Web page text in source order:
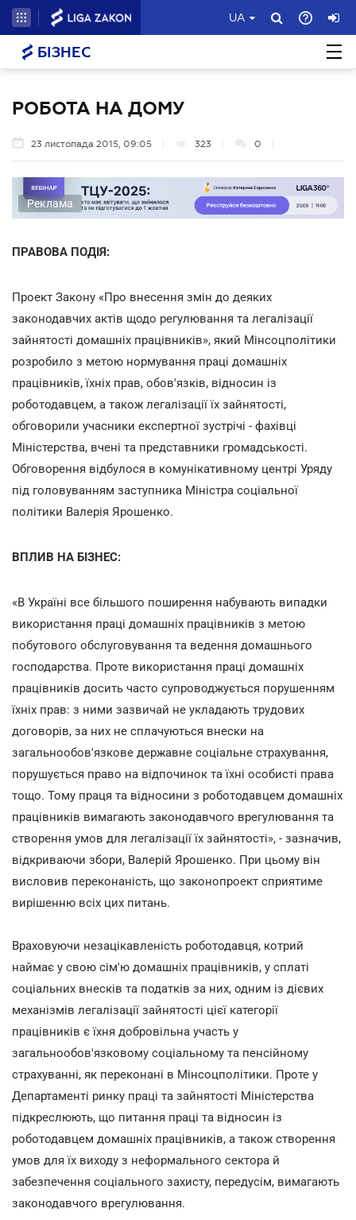
UA
БІЗНЕС
РОБОТА НА ДОМУ
23 листопада 2015, 09:05 323 0
Реклама
ПРАВОВА ПОДІЯ:
Проект Закону «Про внесення змін до деяких
законодавчих актів щодо регулювання та легалізації
зайнятості домашніх працівників», який Мінсоцполітики
розробило з метою нормування праці домашніх
працівників, їхніх прав, обов'язків, відносин із
роботодавцем, а також легалізації їх зайнятості,
обговорили учасники експертної зустрічі - фахівці
Міністерства, вчені та представники громадськості.
Обговорення відбулося в комунікативному центрі Уряду
під головуванням заступника Міністра соціальної
політики Валерія Ярошенко.
ВПЛИВ НА БІЗНЕС:
«В Україні все більшого поширення набувають випадки
використання праці домашніх працівників з метою
побутового обслуговування та ведення домашнього
господарства. Проте використання праці домашніх
працівників досить часто супроводжується порушенням
їхніх прав: з ними зазвичай не укладають трудових
договорів, за них не сплачуються внески на
загальнообов'язкове державне соціальне страхування,
порушується право на відпочинок та їхні особисті права
тощо. Тому праця та відносини з роботодавцем домашніх
працівників вимагають законодавчого врегулювання та
створення умов для легалізації їх зайнятості», - зазначив,
відкриваючи збори, Валерій Ярошенко. При цьому він
висловив переконаність, що законопроект сприятиме
вирішенню всіх цих питань.
Враховуючи незацікавленість роботодавця, котрий
наймає у свою сім'ю домашніх працівників, у сплаті
соціальних внесків та податків за них, одним із дієвих
механізмів легалізації зайнятості цієї категорії
працівників є їхня добровільна участь у
загальнообов'язковому соціальному та пенсійному
страхуванні, як переконані в Мінсоцполітики. Проте у
Департаменті ринку праці та зайнятості Міністерства
підкреслюють, що питання праці та відносин із
роботодавцем домашніх працівників, а також створення
умов для їх виходу з неформального сектора й
забезпечення соціального захисту, передусім, вимагають
законодавчого врегулювання.